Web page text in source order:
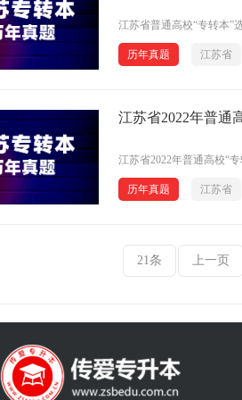
江苏省普通高校“专转本”
历年真题 江苏省
江苏省2022年普通高校“
历年真题 江苏省
21条 上一页